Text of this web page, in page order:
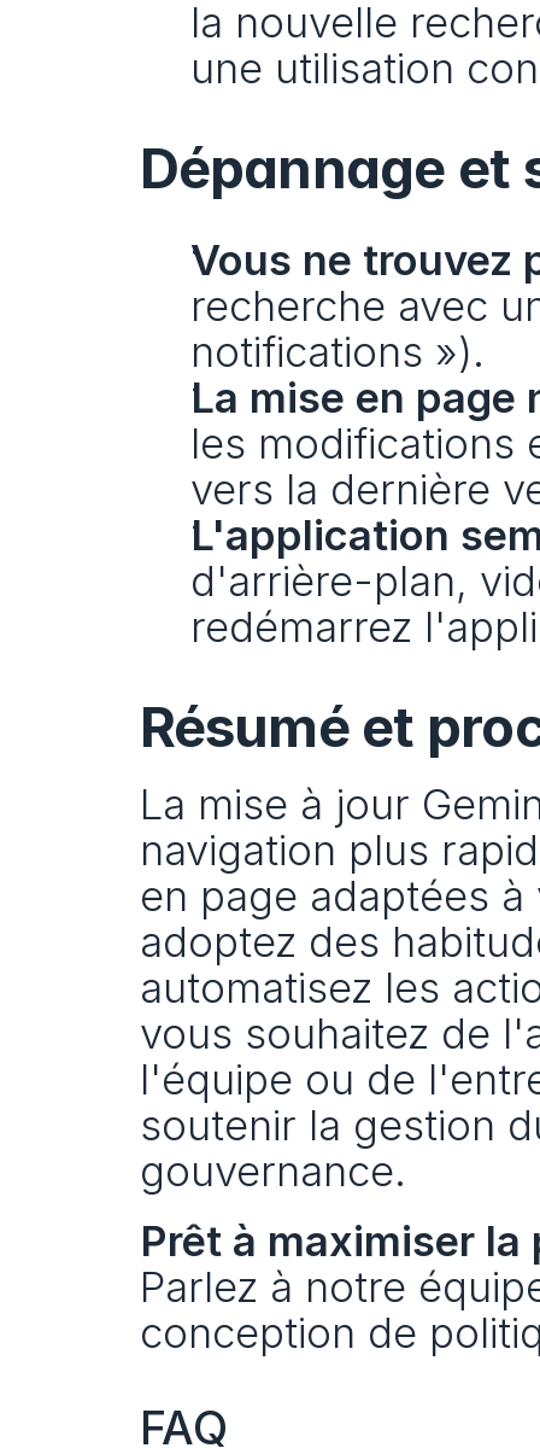
la nouvelle
une utilisation
Dépannage et
Vous ne trouvez
recherche avec
notifications »).
La mise en page
les modifications
vers la dernière
L'application
d'arrière-plan,
redémarrez
Résumé et
La mise à jour
navigation plus
en page adaptées
adoptez des
automatisez les
vous souhaitez de
l'équipe ou de
soutenir la gestion
gouvernance.
Prêt à maximiser la
Parlez à notre
conception de
FAQ